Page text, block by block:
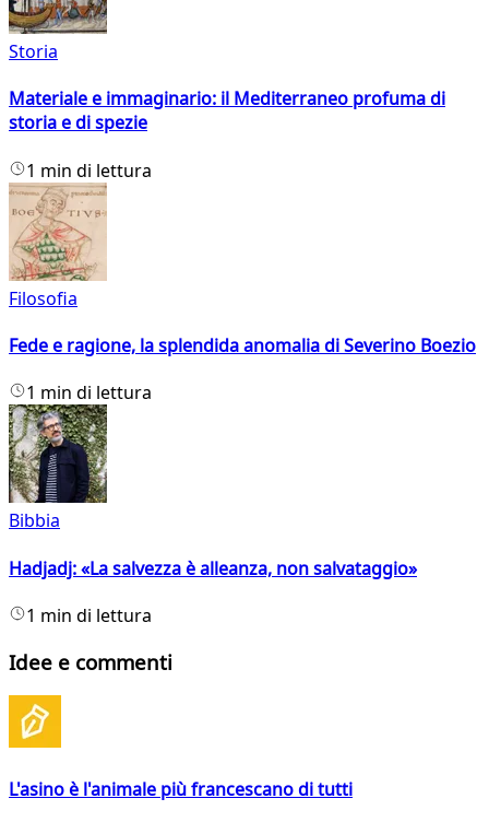
Storia
Materiale e immaginario: il Mediterraneo profuma di
storia e di spezie
1 min di lettura
Filosofia
Fede e ragione, la splendida anomalia di Severino Boezio
1 min di lettura
Bibbia
Hadjadj: «La salvezza è alleanza, non salvataggio»
1 min di lettura
Idee e commenti
L'asino è l'animale più francescano di tutti